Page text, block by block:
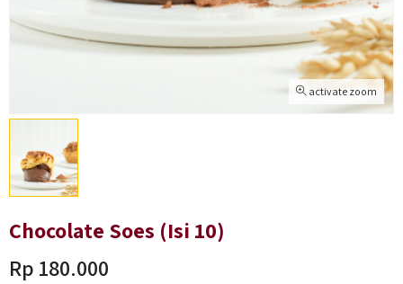
activate zoom
Chocolate Soes (Isi 10)
Rp 180.000